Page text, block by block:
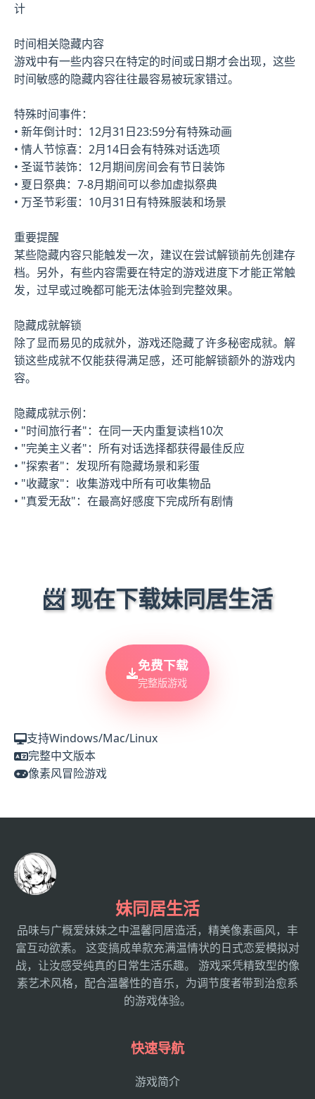
计
时间相关隐藏内容
游戏中有一些内容只在特定的时间或日期才会出现，这些
时间敏感的隐藏内容往往最容易被玩家错过。
特殊时间事件：
• 新年倒计时：12月31日23:59分有特殊动画
• 情人节惊喜：2月14日会有特殊对话选项
• 圣诞节装饰：12月期间房间会有节日装饰
• 夏日祭典：7-8月期间可以参加虚拟祭典
• 万圣节彩蛋：10月31日有特殊服装和场景
重要提醒
某些隐藏内容只能触发一次，建议在尝试解锁前先创建存
档。另外，有些内容需要在特定的游戏进度下才能正常触
发，过早或过晚都可能无法体验到完整效果。
隐藏成就解锁
除了显而易见的成就外，游戏还隐藏了许多秘密成就。解
锁这些成就不仅能获得满足感，还可能解锁额外的游戏内
容。
隐藏成就示例：
• "时间旅行者"：在同一天内重复读档10次
• "完美主义者"：所有对话选择都获得最佳反应
• "探索者"：发现所有隐藏场景和彩蛋
• "收藏家"：收集游戏中所有可收集物品
• "真爱无敌"：在最高好感度下完成所有剧情
📨 现在下载妹同居生活
免费下载
完整版游戏
支持Windows/Mac/Linux
完整中文版本
像素风冒险游戏
妹同居生活
品味与广概爱妹妹之中温馨同居造活，精美像素画风，丰
富互动欲素。 这变搞成单款充满温情状的日式恋爱模拟对
战，让汝感受纯真的日常生活乐趣。 游戏采凭精致型的像
素艺术风格，配合温馨性的音乐，为调节度者带到治愈系
的游戏体验。
快速导航
游戏简介